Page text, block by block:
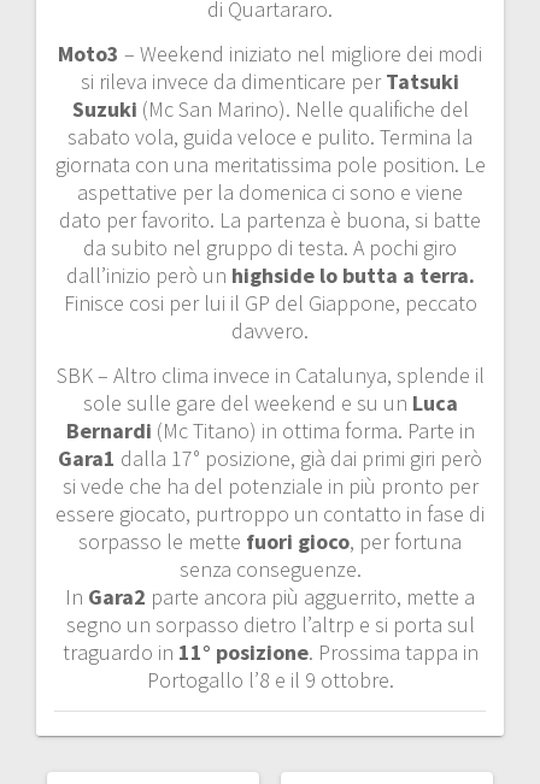
di Quartararo.
Moto3 – Weekend iniziato nel migliore dei modi
si rileva invece da dimenticare perTatsuki
Suzuki (Mc San Marino). Nelle qualifiche del
sabato vola, guida veloce e pulito. Termina la
giornata con una meritatissima pole position. Le
aspettative per la domenica ci sono e viene
dato per favorito. La partenza è buona, si batte
da subito nel gruppo di testa. A pochi giro
dall’inizio però un highside lo butta a terra.
Finisce cosi per lui il GP del Giappone, peccato
davvero.
SBK – Altro clima invece in Catalunya, splende il
sole sulle gare del weekend e su un Luca
Bernardi (Mc Titano) in ottima forma. Parte in
Gara1 dalla 17° posizione, già dai primi giri però
si vede che ha del potenziale in più pronto per
essere giocato, purtroppo un contatto in fase di
sorpasso le mette fuori gioco, per fortuna
senza conseguenze.
In Gara2 parte ancora più agguerrito, mette a
segno un sorpasso dietro l’altrp e si porta sul
traguardo in 11° posizione. Prossima tappa in
Portogallo l’8 e il 9 ottobre.